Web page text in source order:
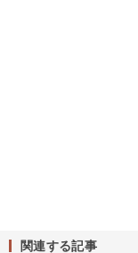
関連する記事